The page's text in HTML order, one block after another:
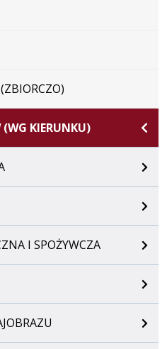
KIERUNKU)
I SPOŻYWCZA